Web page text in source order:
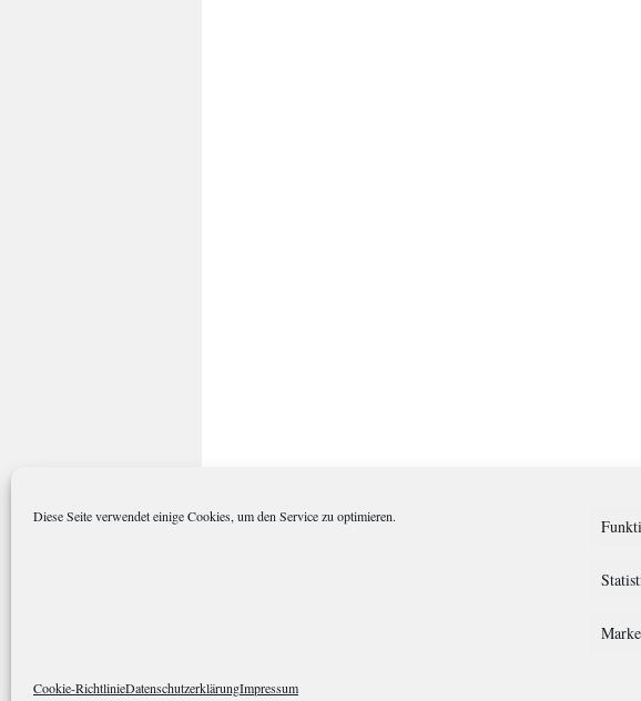
Diese Seite verwendet einige Cookies, um den Service zu optimieren.
Cookie-RichtlinieDatenschutzerklärungImpressum